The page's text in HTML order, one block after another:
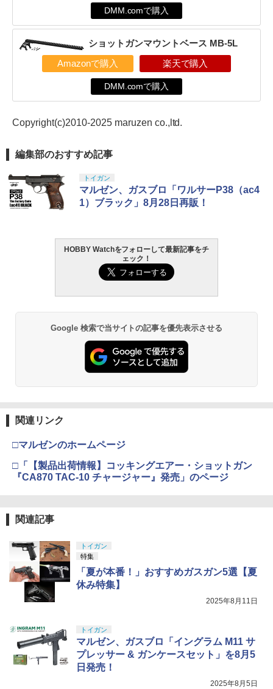
DMM.comで購入
ショットガンマウントベース MB-5L
Amazonで購入 楽天で購入
DMM.comで購入
Copyright(c)2010-2025 maruzen co.,ltd.
編集部のおすすめ記事
トイガン
マルゼン、ガスブロ「ワルサーP38（ac4
1）ブラック」8月28日再販！
HOBBY Watchをフォローして最新記事をチ
ェック！
Google 検索で当サイトの記事を優先表示させる
関連リンク
□マルゼンのホームページ
□「【製品出荷情報】コッキングエアー・ショットガン
『CA870 TAC-10 チャージャー』発売」のページ
関連記事
トイガン
特集
「夏が本番！」おすすめガスガン5選【夏
休み特集】
2025年8月11日
トイガン
マルゼン、ガスブロ「イングラム M11 サ
プレッサー & ガンケースセット」を8月5
日発売！
2025年8月5日